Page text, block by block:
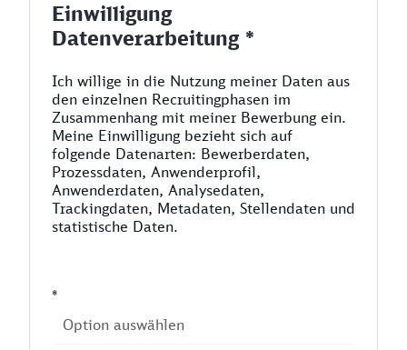
Einwilligung
Datenverarbeitung *
Ich willige in die Nutzung meiner Daten aus
den einzelnen Recruitingphasen im
Zusammenhang mit meiner Bewerbung ein.
Meine Einwilligung bezieht sich auf
folgende Datenarten: Bewerberdaten,
Prozessdaten, Anwenderprofil,
Anwenderdaten, Analysedaten,
Trackingdaten, Metadaten, Stellendaten und
statistische Daten.
*